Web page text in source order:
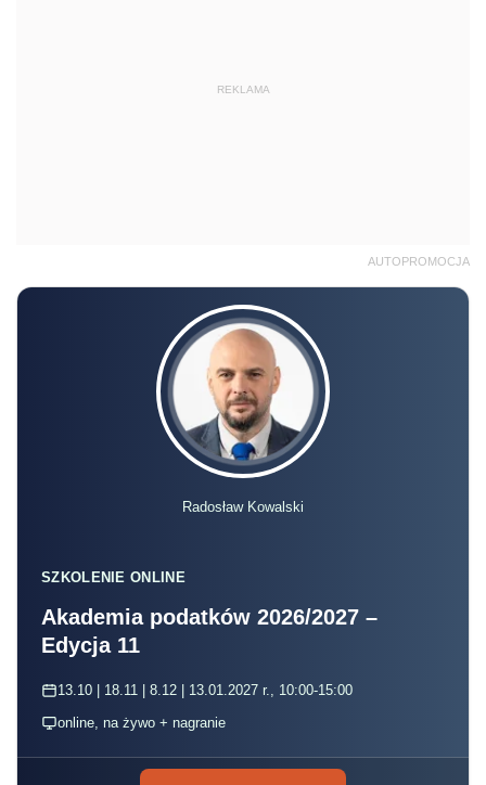
REKLAMA
AUTOPROMOCJA
Radosław Kowalski
SZKOLENIE ONLINE
Akademia podatków 2026/2027 –
Edycja 11
13.10 | 18.11 | 8.12 | 13.01.2027 r., 10:00-15:00
online, na żywo + nagranie